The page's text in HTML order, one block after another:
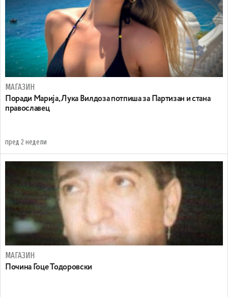
МАГАЗИН
Поради Марија, Лука Вилдоза потпиша за Партизан и стана
православец
пред 2 недели
МАГАЗИН
Почина Гоце Тодоровски